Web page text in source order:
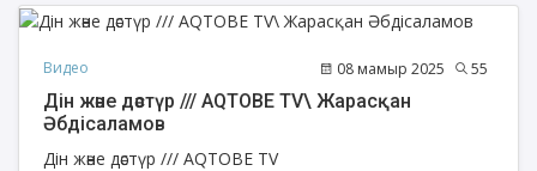
Видео 08 мамыр 2025 55
Дін және дәстүр /// AQTOBE TV\ Жарасқан
Әбдісаламов
Дін және дәстүр /// AQTOBE TV